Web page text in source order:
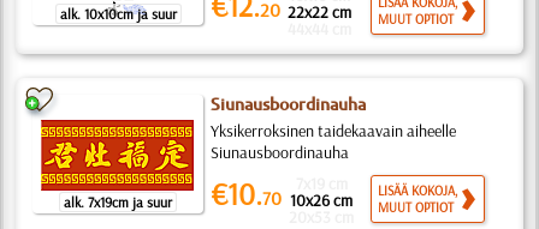
alk. 10x10cm ja suur 20 22x22 cm
MUUT OPTIOT
alk. 7x19cm ja suur
Siunausboordinauha
Yksikerroksinen taidekaavain aiheelle
Siunausboordinauha
€10.70 10x26 cm
LISÄÄ KOKOJA,
MUUT OPTIOT